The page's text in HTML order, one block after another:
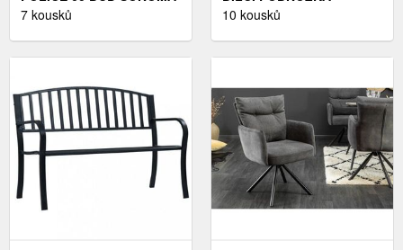
7 kousků
MAGDALENA
10 kousků